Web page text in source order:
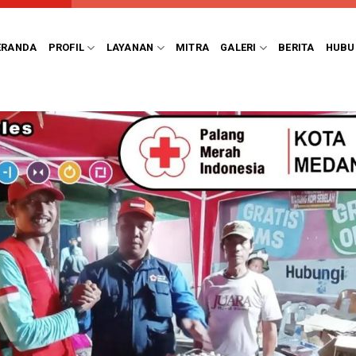
PROFIL LAYANAN MITRA GALERI BERITA